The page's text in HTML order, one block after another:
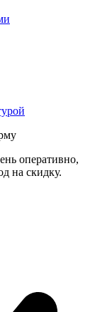
оперативно,
на скидку.